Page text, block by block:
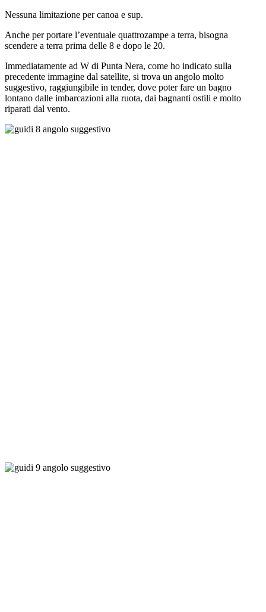
Nessuna limitazione per canoa e sup.
Anche per portare l’eventuale quattrozampe a terra, bisogna
scendere a terra prima delle 8 e dopo le 20.
Immediatamente ad W di Punta Nera, come ho indicato sulla
precedente immagine dal satellite, si trova un angolo molto
suggestivo, raggiungibile in tender, dove poter fare un bagno
lontano dalle imbarcazioni alla ruota, dai bagnanti ostili e molto
riparati dal vento.